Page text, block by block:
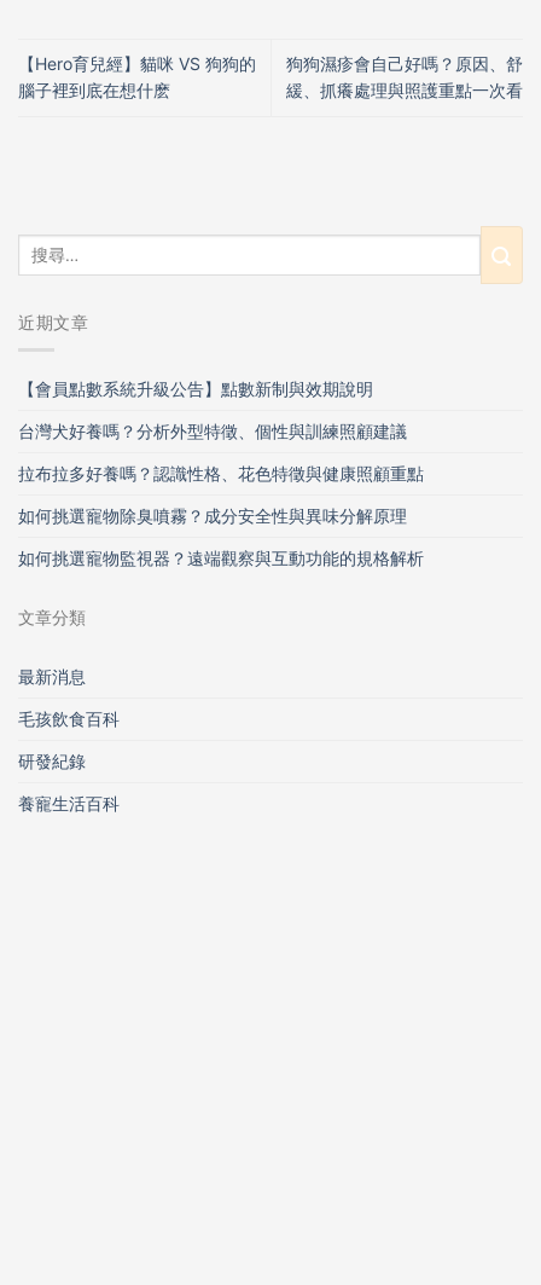
近期文章
【會員點數系統升級公告】點數新制與效期說明
台灣犬好養嗎？分析外型特徵、個性與訓練照顧建議
拉布拉多好養嗎？認識性格、花色特徵與健康照顧重點
如何挑選寵物除臭噴霧？成分安全性與異味分解原理
如何挑選寵物監視器？遠端觀察與互動功能的規格解析
文章分類
最新消息
毛孩飲食百科
研發紀錄
養寵生活百科
【Hero育兒經】貓咪 VS 狗狗的
腦子裡到底在想什麽
狗狗濕疹會自己好嗎？原因、舒
緩、抓癢處理與照護重點一次看